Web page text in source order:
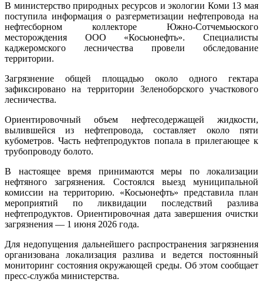
В министерство природных ресурсов и экологии Коми 13 мая
поступила информация о разгерметизации нефтепровода на
нефтесборном коллекторе Южно-Сотчемьюского
месторождения ООО «Косьюнефть». Специалисты
каджеромского лесничества провели обследование
территории.
Загрязнение общей площадью около одного гектара
зафиксировано на территории Зеленоборского участкового
лесничества.
Ориентировочный объем нефтесодержащей жидкости,
вылившейся из нефтепровода, составляет около пяти
кубометров. Часть нефтепродуктов попала в прилегающее к
трубопроводу болото.
В настоящее время принимаются меры по локализации
нефтяного загрязнения. Состоялся выезд муниципальной
комиссии на территорию. «Косьюнефть» представила план
мероприятий по ликвидации последствий разлива
нефтепродуктов. Ориентировочная дата завершения очистки
загрязнения — 1 июня 2026 года.
Для недопущения дальнейшего распространения загрязнения
организована локализация разлива и ведется постоянный
мониторинг состояния окружающей среды. Об этом сообщает
пресс-служба министерства.